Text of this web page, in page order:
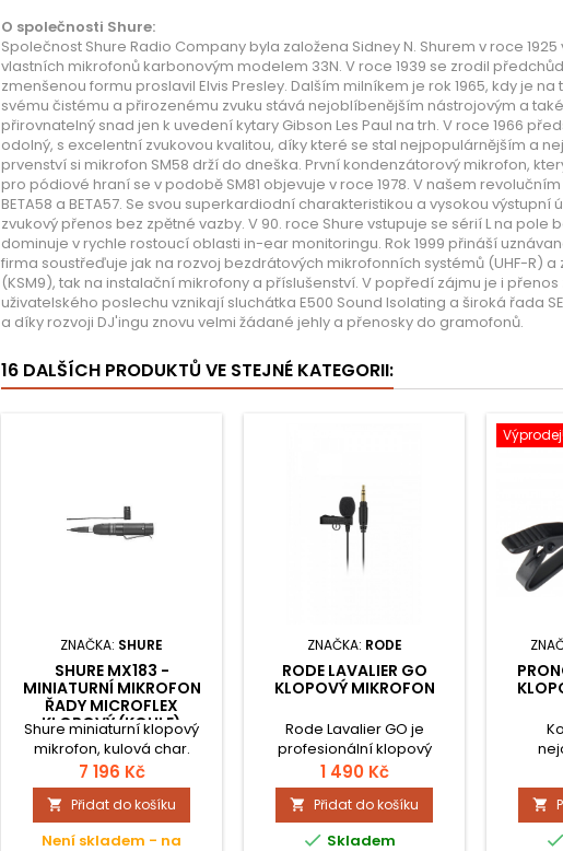
O společnosti Shure:
Společnost Shure Radio Company byla založena Sidney N. Shurem v roce
vlastních mikrofonů karbonovým modelem 33N. V roce 1939 se zrodil
zmenšenou formu proslavil Elvis Presley. Dalším milníkem je rok 1965, kdy je
svému čistému a přirozenému zvuku stává nejoblíbenějším nástrojovým a
přirovnatelný snad jen k uvedení kytary Gibson Les Paul na trh. V roce 1966
odolný, s excelentní zvukovou kvalitou, díky které se stal nejpopulárnějším a
prvenství si mikrofon SM58 drží do dneška. První kondenzátorový mikrofon,
pro pódiové hraní se v podobě SM81 objevuje v roce 1978. V našem
BETA58 a BETA57. Se svou superkardiodní charakteristikou a vysokou
zvukový přenos bez zpětné vazby. V 90. roce Shure vstupuje se sérií L na pole
dominuje v rychle rostoucí oblasti in-ear monitoringu. Rok 1999 přináší
firma soustřeďuje jak na rozvoj bezdrátových mikrofonních systémů (UHF-R)
(KSM9), tak na instalační mikrofony a příslušenství. V popředí zájmu je i
uživatelského poslechu vznikají sluchátka E500 Sound Isolating a široká řada
a díky rozvoji DJ'ingu znovu velmi žádané jehly a přenosky do gramofonů.
16 DALŠÍCH PRODUKTŮ VE STEJNÉ KATEGORII:
ZNAČKA: SHURE
SHURE MX183 -
MINIATURNÍ MIKROFON
ŘADY MICROFLEX
KLOPOVÝ (KOULE)
Shure miniaturní klopový
mikrofon, kulová char.
7 196 Kč
 Přidat do košíku
Není skladem - na
ZNAČKA: RODE
RODE LAVALIER GO
KLOPOVÝ MIKROFON
Rode Lavalier GO je
profesionální klopový
mikrofon se všesměrovou
charakteristikou
kompatibilní se zařízeními
obsahující 3.5mm TRS jack
1 490 Kč
 Přidat do košíku
 Skladem
Výprodej!

